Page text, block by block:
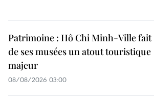
Patrimoine : Hô Chi Minh-Ville fait
de ses musées un atout touristique
majeur
08/08/2026 03:00